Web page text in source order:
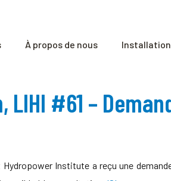
À propos de nous
LIHI #61 –
Institute a reçu une